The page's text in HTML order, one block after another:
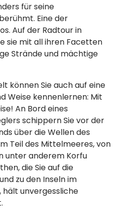
für seine
Eine der
Auf der Radtour in
sie mit all ihren Facetten
Strände und mächtige
können Sie auch auf eine
Weise kennenlernen: Mit
An Bord eines
schippern Sie vor der
über die Wellen des
Teil des Mittelmeeres, von
unter anderem Korfu
die Sie auf die
zu den Inseln im
hält unvergessliche